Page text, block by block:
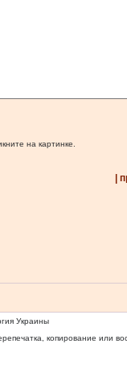
на картинке.
|
Украины
копирование или